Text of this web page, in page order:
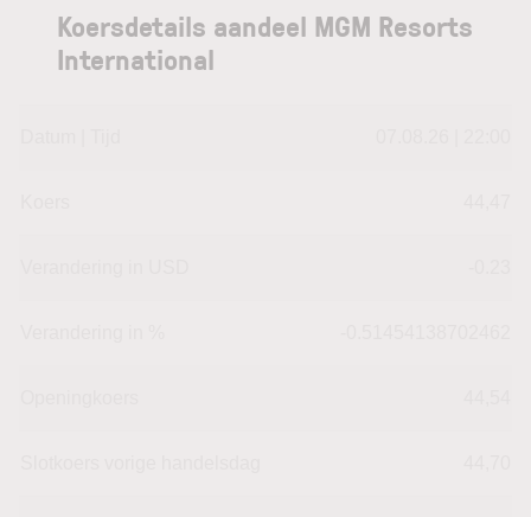
Koersdetails aandeel MGM Resorts
International